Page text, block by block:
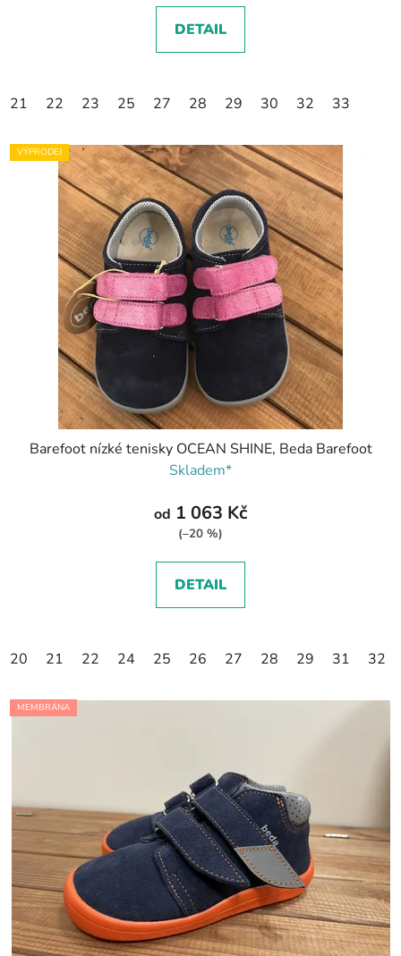
DETAIL
21 22 23 25 27 28 29 30 32 33
VÝPRODEJ
Barefoot nízké tenisky OCEAN SHINE, Beda Barefoot
Skladem*
od 1 063 Kč
(–20 %)
DETAIL
20 21 22 24 25 26 27 28 29 31 32
MEMBRÁNA